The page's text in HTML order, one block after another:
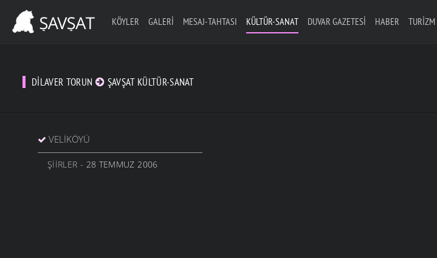
KÖYLER GALERI MESAJ-TAHTASI KÜLTÜR-SANAT DUVAR GAZETESI HABER TURIZM
DILAVER TORUN ŞAVŞAT KÜLTÜR-SANAT
VELIKÖYÜ
ŞIIRLER - 28 TEMMUZ 2006